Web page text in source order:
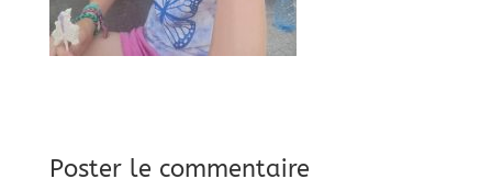
Poster le commentaire